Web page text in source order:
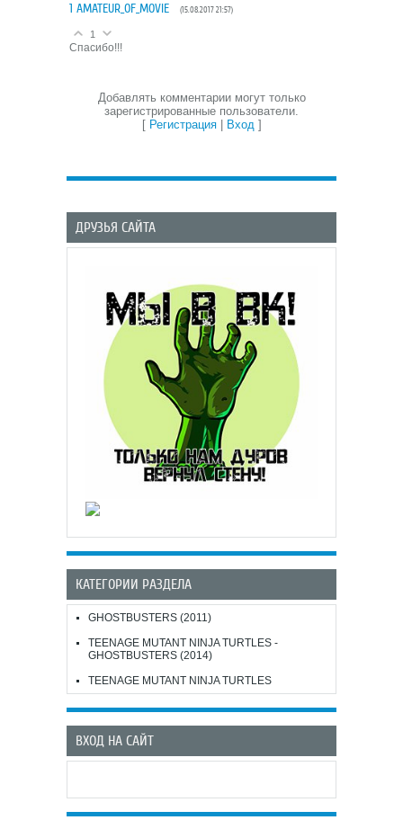
1 AMATEUR_OF_MOVIE (15.08.2017 21:57)
1
Спасибо!!!
Добавлять комментарии могут только
зарегистрированные пользователи.
[ Регистрация| Вход]
ДРУЗЬЯ САЙТА
КАТЕГОРИИ РАЗДЕЛА
GHOSTBUSTERS (2011)
TEENAGE MUTANT NINJA TURTLES -
GHOSTBUSTERS (2014)
TEENAGE MUTANT NINJA TURTLES
ВХОД НА САЙТ